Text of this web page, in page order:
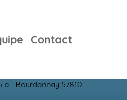
Contact